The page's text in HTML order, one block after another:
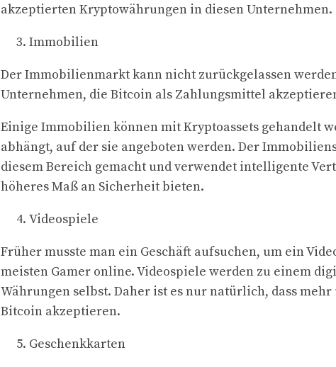
akzeptierten Kryptowährungen in diesen Unternehmen.
Immobilien
Der Immobilienmarkt kann nicht zurückgelassen
Unternehmen, die Bitcoin als Zahlungsmittel
Einige Immobilien können mit Kryptoassets gehandelt
abhängt, auf der sie angeboten werden. Der
diesem Bereich gemacht und verwendet intelligente
höheres Maß an Sicherheit bieten.
Videospiele
Früher musste man ein Geschäft aufsuchen, um ein
meisten Gamer online. Videospiele werden zu einem
Währungen selbst. Daher ist es nur natürlich, dass
Bitcoin akzeptieren.
Geschenkkarten